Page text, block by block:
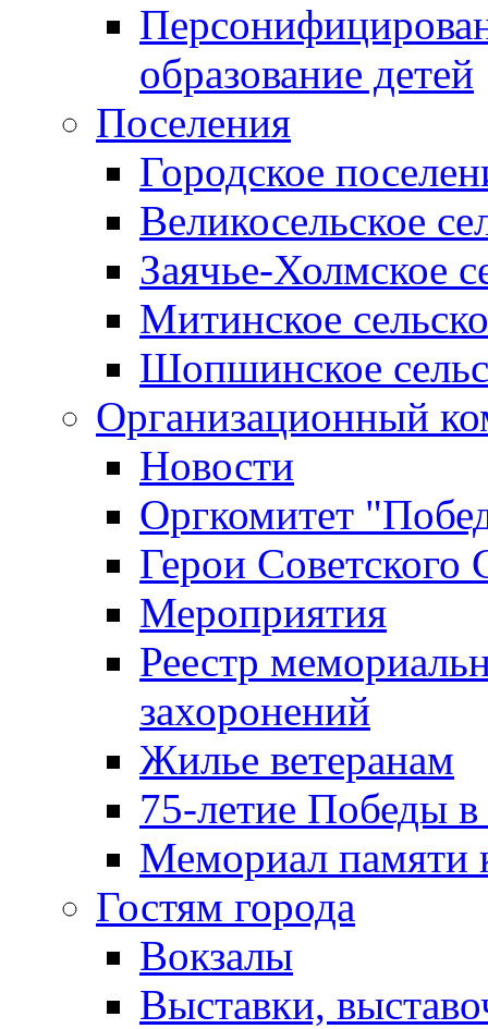
образование детей
Поселения
Городское
Великосельское
Заячье-Холмское
Митинское
Шопшинское
Организационный
Новости
Оргкомитет
Герои Советского
Мероприятия
Реестр
захоронений
Жилье ветеранам
75-летие Победы
Мемориал памяти
Гостям города
Вокзалы
Выставки,